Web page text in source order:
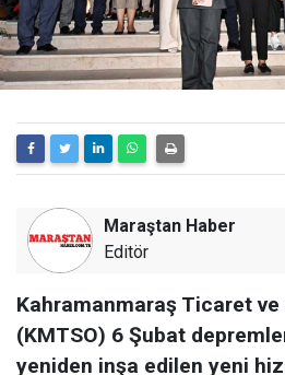
Maraştan Haber
Editör
Kahramanmaraş Ticaret ve
(KMTSO) 6 Şubat
yeniden inşa edilen yeni